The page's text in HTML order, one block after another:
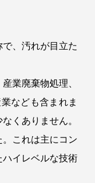
、汚れが目立た
業廃棄物処理、
なども含まれま
くありません。
これは主にコン
イレベルな技術